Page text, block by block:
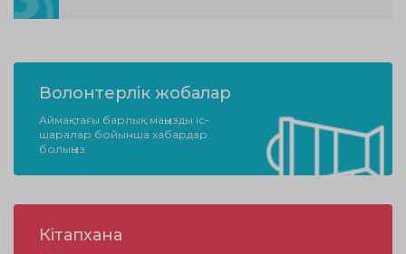
Волонтерлік жобалар
Аймақтағы барлық маңызды іс-
шаралар бойынша хабардар
болыңыз
Кітапхана